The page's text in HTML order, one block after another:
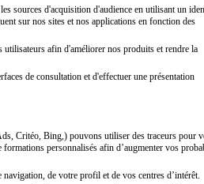
sources d'acquisition d'audience en utilisant un
sur nos sites et nos applications en fonction des
utilisateurs afin d'améliorer nos produits et rendre la
de consultation et d'effectuer une présentation
Critéo, Bing,) pouvons utiliser des traceurs pour
personnalisés afin d’augmenter vos
de votre profil et de vos centres d’intérêt.